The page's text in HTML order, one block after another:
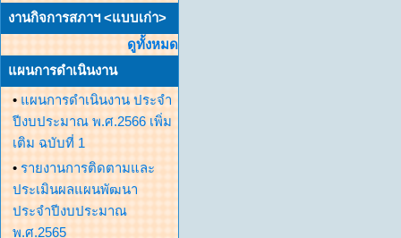
งานกิจการสภาฯ <แบบเก่า>
ดูทั้งหมด
แผนการดำเนินงาน
• แผนการดำเนินงาน ประจำ
ปีงบประมาณ พ.ศ.2566 เพิ่ม
เติม ฉบับที่ 1
• รายงานการติดตามและ
ประเมินผลแผนพัฒนา
ประจำปีงบประมาณ
พ.ศ.2565